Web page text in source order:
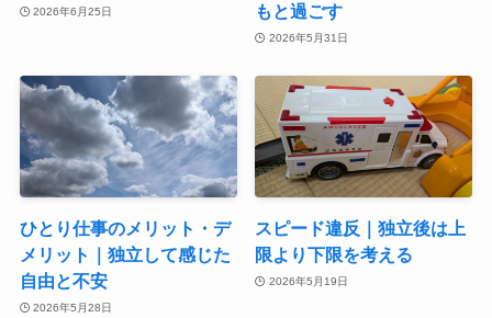
2026年6月25日
もと過ごす
2026年5月31日
ひとり仕事のメリット・デ
メリット｜独立して感じた
自由と不安
2026年5月28日
スピード違反｜独立後は上
限より下限を考える
2026年5月19日